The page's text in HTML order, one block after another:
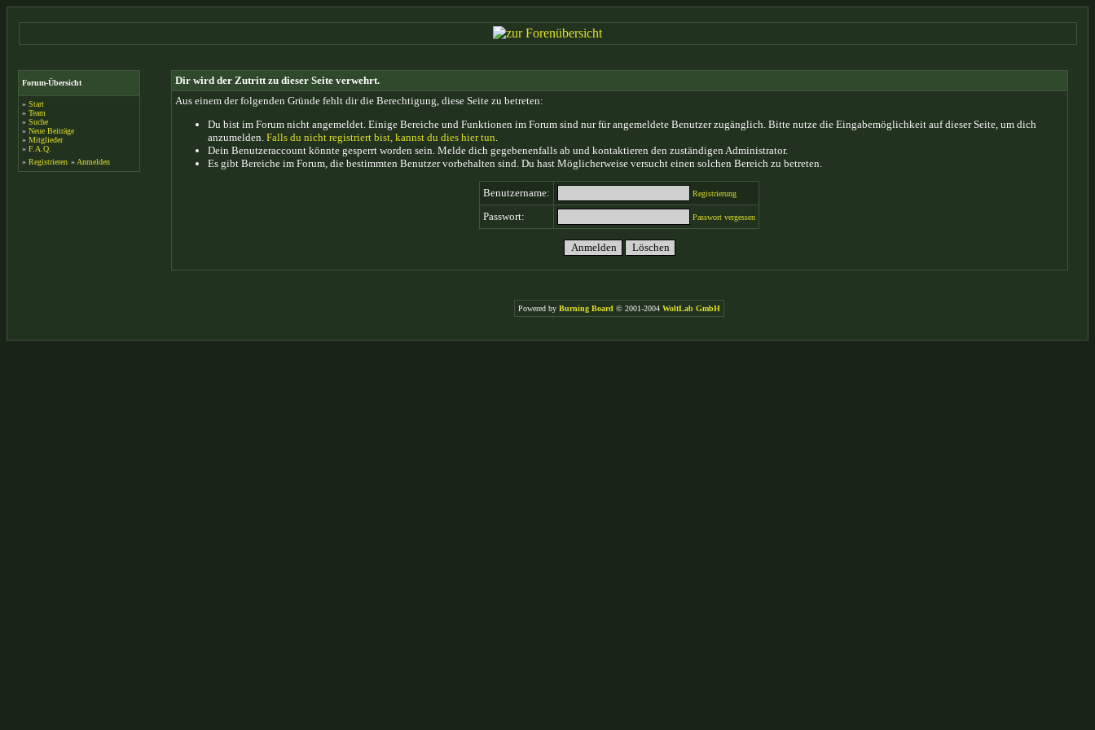
Forum-Übersicht
» Start
» Team
» Suche
» Neue Beiträge
» Mitglieder
» F.A.Q.
» Registrieren » Anmelden
Dir wird der Zutritt zu dieser Seite verwehrt.
Aus einem der folgenden Gründe fehlt dir die Berechtigung, diese Seite zu betreten:
Du bist im Forum nicht angemeldet. Einige Bereiche und Funktionen im Forum sind nur für angemeldete Benutzer zugänglich. Bitte nutze die Eingabemöglichkeit auf dieser Seite, um dich
anzumelden. Falls du nicht registriert bist, kannst du dies hier tun.
Dein Benutzeraccount könnte gesperrt worden sein. Melde dich gegebenenfalls ab und kontaktieren den zuständigen Administrator.
Es gibt Bereiche im Forum, die bestimmten Benutzer vorbehalten sind. Du hast Möglicherweise versucht einen solchen Bereich zu betreten.
Benutzername: Registrierung
Passwort: Passwort vergessen
Powered by Burning Board © 2001-2004 WoltLab GmbH